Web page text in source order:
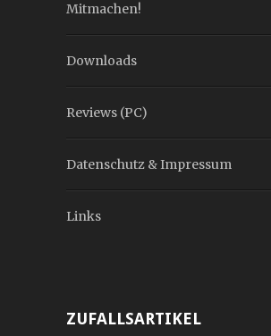
Mitmachen!
Downloads
Reviews (PC)
Datenschutz & Impressum
Links
ZUFALLSARTIKEL